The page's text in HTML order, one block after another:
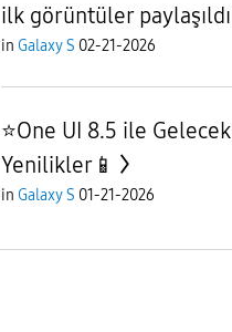
ilk görüntüler paylaşıldı
in Galaxy S 02-21-2026
⭐️One UI 8.5 ile Gelecek
Yenilikler📱
in Galaxy S 01-21-2026